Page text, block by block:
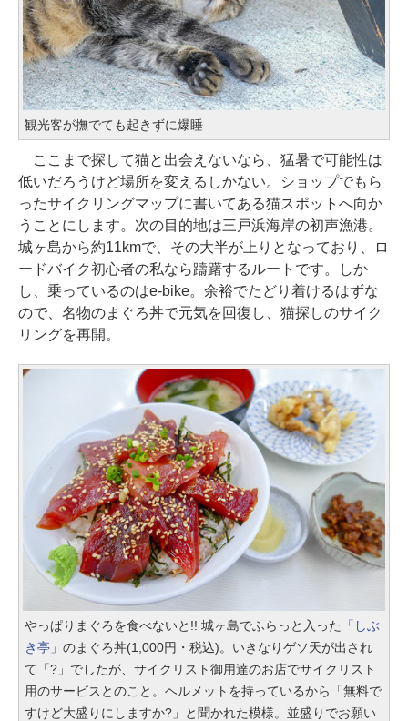
観光客が撫でても起きずに爆睡
ここまで探して猫と出会えないなら、猛暑で可能性は
低いだろうけど場所を変えるしかない。ショップでもら
ったサイクリングマップに書いてある猫スポットへ向か
うことにします。次の目的地は三戸浜海岸の初声漁港。
城ヶ島から約11kmで、その大半が上りとなっており、ロ
ードバイク初心者の私なら躊躇するルートです。しか
し、乗っているのはe-bike。余裕でたどり着けるはずな
ので、名物のまぐろ丼で元気を回復し、猫探しのサイク
リングを再開。
やっぱりまぐろを食べないと!! 城ヶ島でふらっと入った
「しぶ
き亭」 のまぐろ丼(1,000円・税込)。いきなりゲソ天が出され
て「?」でしたが、サイクリスト御用達のお店でサイクリスト
用のサービスとのこと。ヘルメットを持っているから「無料で
すけど大盛りにしますか?」と聞かれた模様。並盛りでお願い